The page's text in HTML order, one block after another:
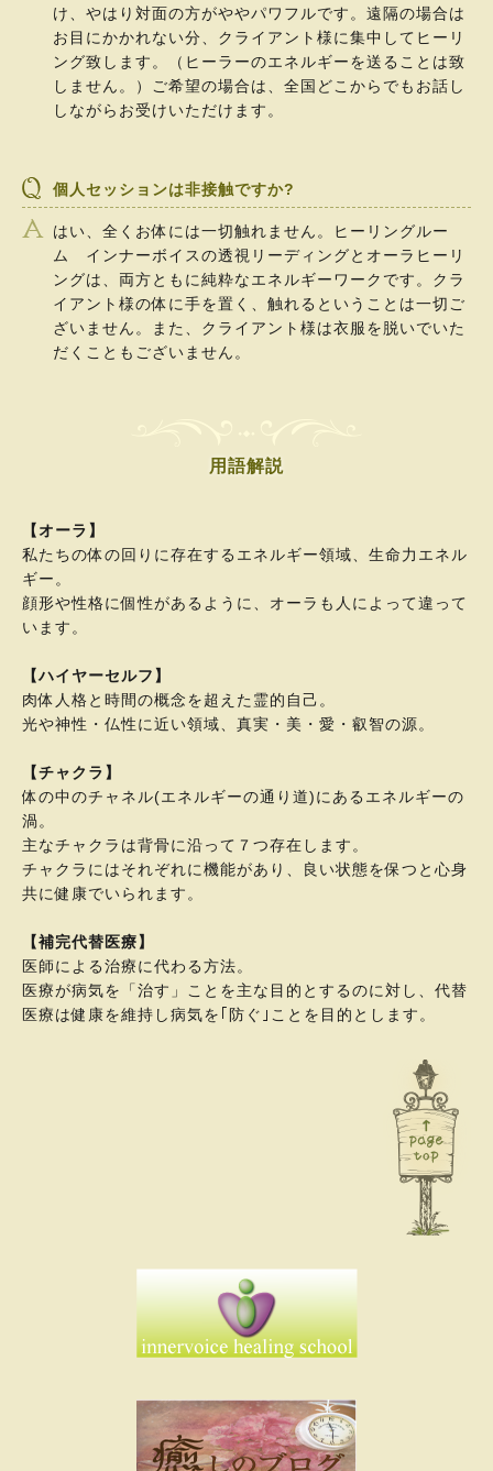
け、やはり対面の方がややパワフルです。遠隔の場合は
お目にかかれない分、クライアント様に集中してヒーリ
ング致します。（ヒーラーのエネルギーを送ることは致
しません。）ご希望の場合は、全国どこからでもお話し
しながらお受けいただけます。
個人セッションは非接触ですか?
はい、全くお体には一切触れません。ヒーリングルー
ム インナーボイスの透視リーディングとオーラヒーリ
ングは、両方ともに純粋なエネルギーワークです。クラ
イアント様の体に手を置く、触れるということは一切ご
ざいません。また、クライアント様は衣服を脱いでいた
だくこともございません。
用語解説
【オーラ】
私たちの体の回りに存在するエネルギー領域、生命力エネル
ギー。
顔形や性格に個性があるように、オーラも人によって違って
います。
【ハイヤーセルフ】
肉体人格と時間の概念を超えた霊的自己。
光や神性・仏性に近い領域、真実・美・愛・叡智の源。
【チャクラ】
体の中のチャネル(エネルギーの通り道)にあるエネルギーの
渦。
主なチャクラは背骨に沿って７つ存在します。
チャクラにはそれぞれに機能があり、良い状態を保つと心身
共に健康でいられます。
【補完代替医療】
医師による治療に代わる方法。
医療が病気を「治す」ことを主な目的とするのに対し、代替
医療は健康を維持し病気を｢防ぐ｣ことを目的とします。